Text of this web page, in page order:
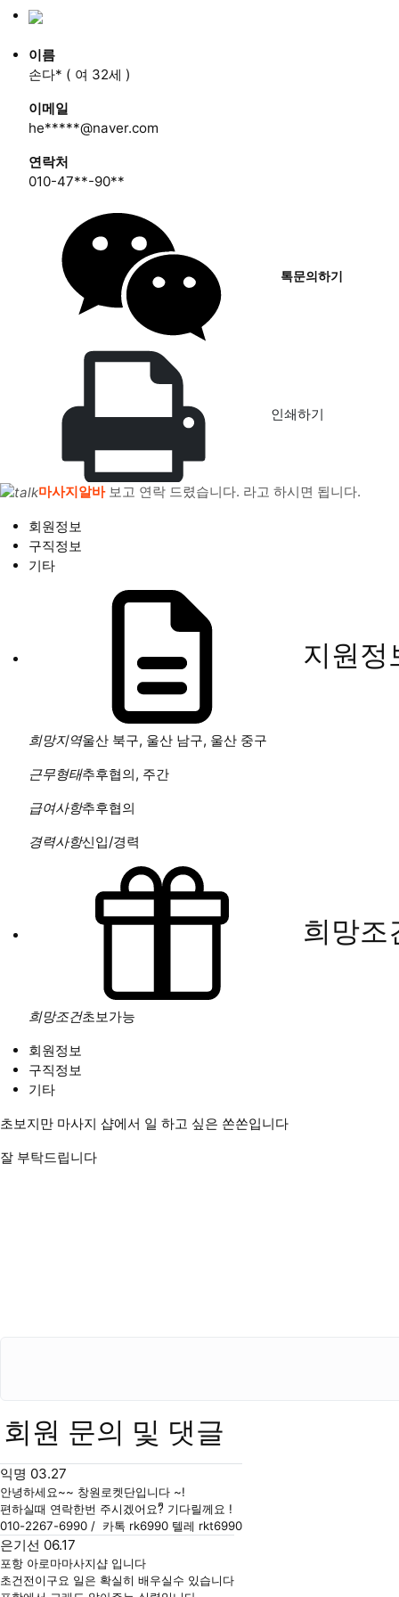
이름
손다* ( 여 32세 )
이메일
he*****@naver.com
연락처
010-47**-90**
톡문의하기
인쇄하기
마사지알바보고 연락 드렸습니다. 라고 하시면 됩니다.
회원정보
구직정보
기타
지원정
희망지역울산 북구, 울산 남구, 울산 중구
근무형태추후협의, 주간
급여사항추후협의
경력사항신입/경력
희망조
희망조건초보가능
회원정보
구직정보
기타
초보지만 마사지 샵에서 일 하고 싶은 쏜쏜입니다
잘 부탁드립니다
회원 문의 및 댓글
익명님의 댓글
작성자
익명 작성일
03.27
안녕하세요~~ 창원로켓단입니다 ~!
편하실때 연락한번 주시겠어요?ᩚ 기다릴께요 !
010-2267-6990 / 카톡 rk6990 텔레 rkt6990
은기선님의 댓글
작성자
은기선 작성일
06.17
포항 아로마마사지샵 입니다
초건전이구요 일은 확실히 배우실수 있습니다